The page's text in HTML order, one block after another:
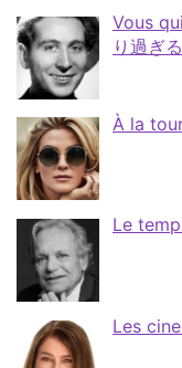
Vous
り過ぎ
À la
Le
Les